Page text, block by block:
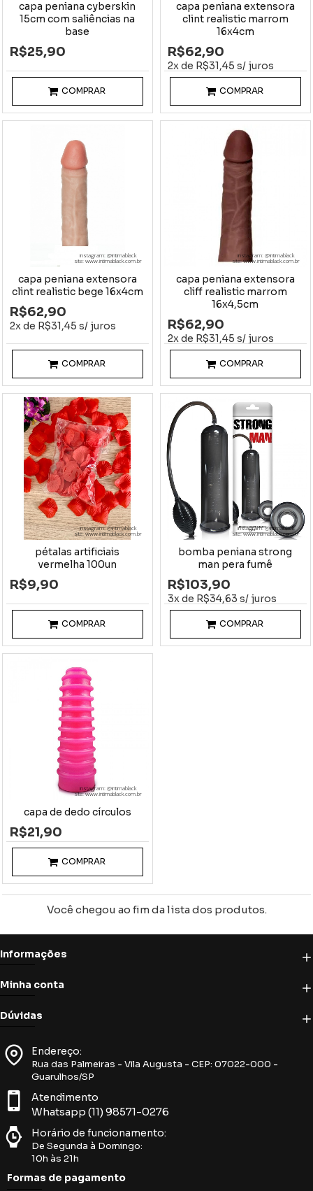
capa peniana cyberskin
15cm com saliências na
base
R$25,90
COMPRAR
capa peniana extensora
clint realistic marrom
16x4cm
R$62,90
2x de R$31,45 s/ juros
COMPRAR
instagram: @intimablack
site: www.intimablack.com.br
capa peniana extensora
clint realistic bege 16x4cm
R$62,90
2x de R$31,45 s/ juros
COMPRAR
instagram: @intimablack
site: www.intimablack.com.br
capa peniana extensora
cliff realistic marrom
16x4,5cm
R$62,90
2x de R$31,45 s/ juros
COMPRAR
instagram: @intimablack
site: www.intimablack.com.br
pétalas artificiais
vermelha 100un
R$9,90
COMPRAR
instagram: @intimablack
site: www.intimablack.com.br
bomba peniana strong
man pera fumê
R$103,90
3x de R$34,63 s/ juros
COMPRAR
instagram: @intimablack
site: www.intimablack.com.br
capa de dedo círculos
R$21,90
COMPRAR
Você chegou ao fim da lista dos produtos.
Informações
Minha conta
Dúvidas
Endereço:
Rua das Palmeiras - Vila Augusta - CEP: 07022-000 -
Guarulhos/SP
Atendimento
Whatsapp (11) 98571-0276
Horário de funcionamento:
De Segunda à Domingo:
10h às 21h
Formas de pagamento